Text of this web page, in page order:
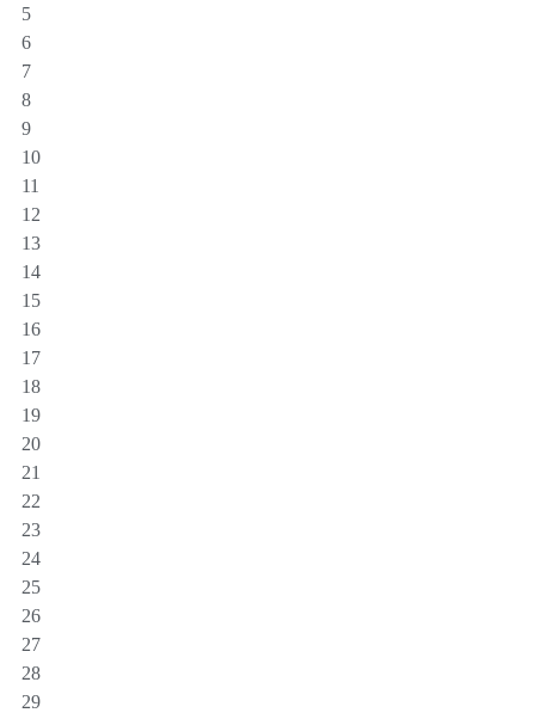
5
6
7
8
9
10
11
12
13
14
15
16
17
18
19
20
21
22
23
24
25
26
27
28
29